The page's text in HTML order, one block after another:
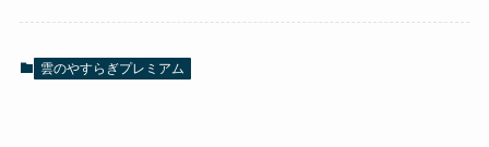
雲のやすらぎプレミアム